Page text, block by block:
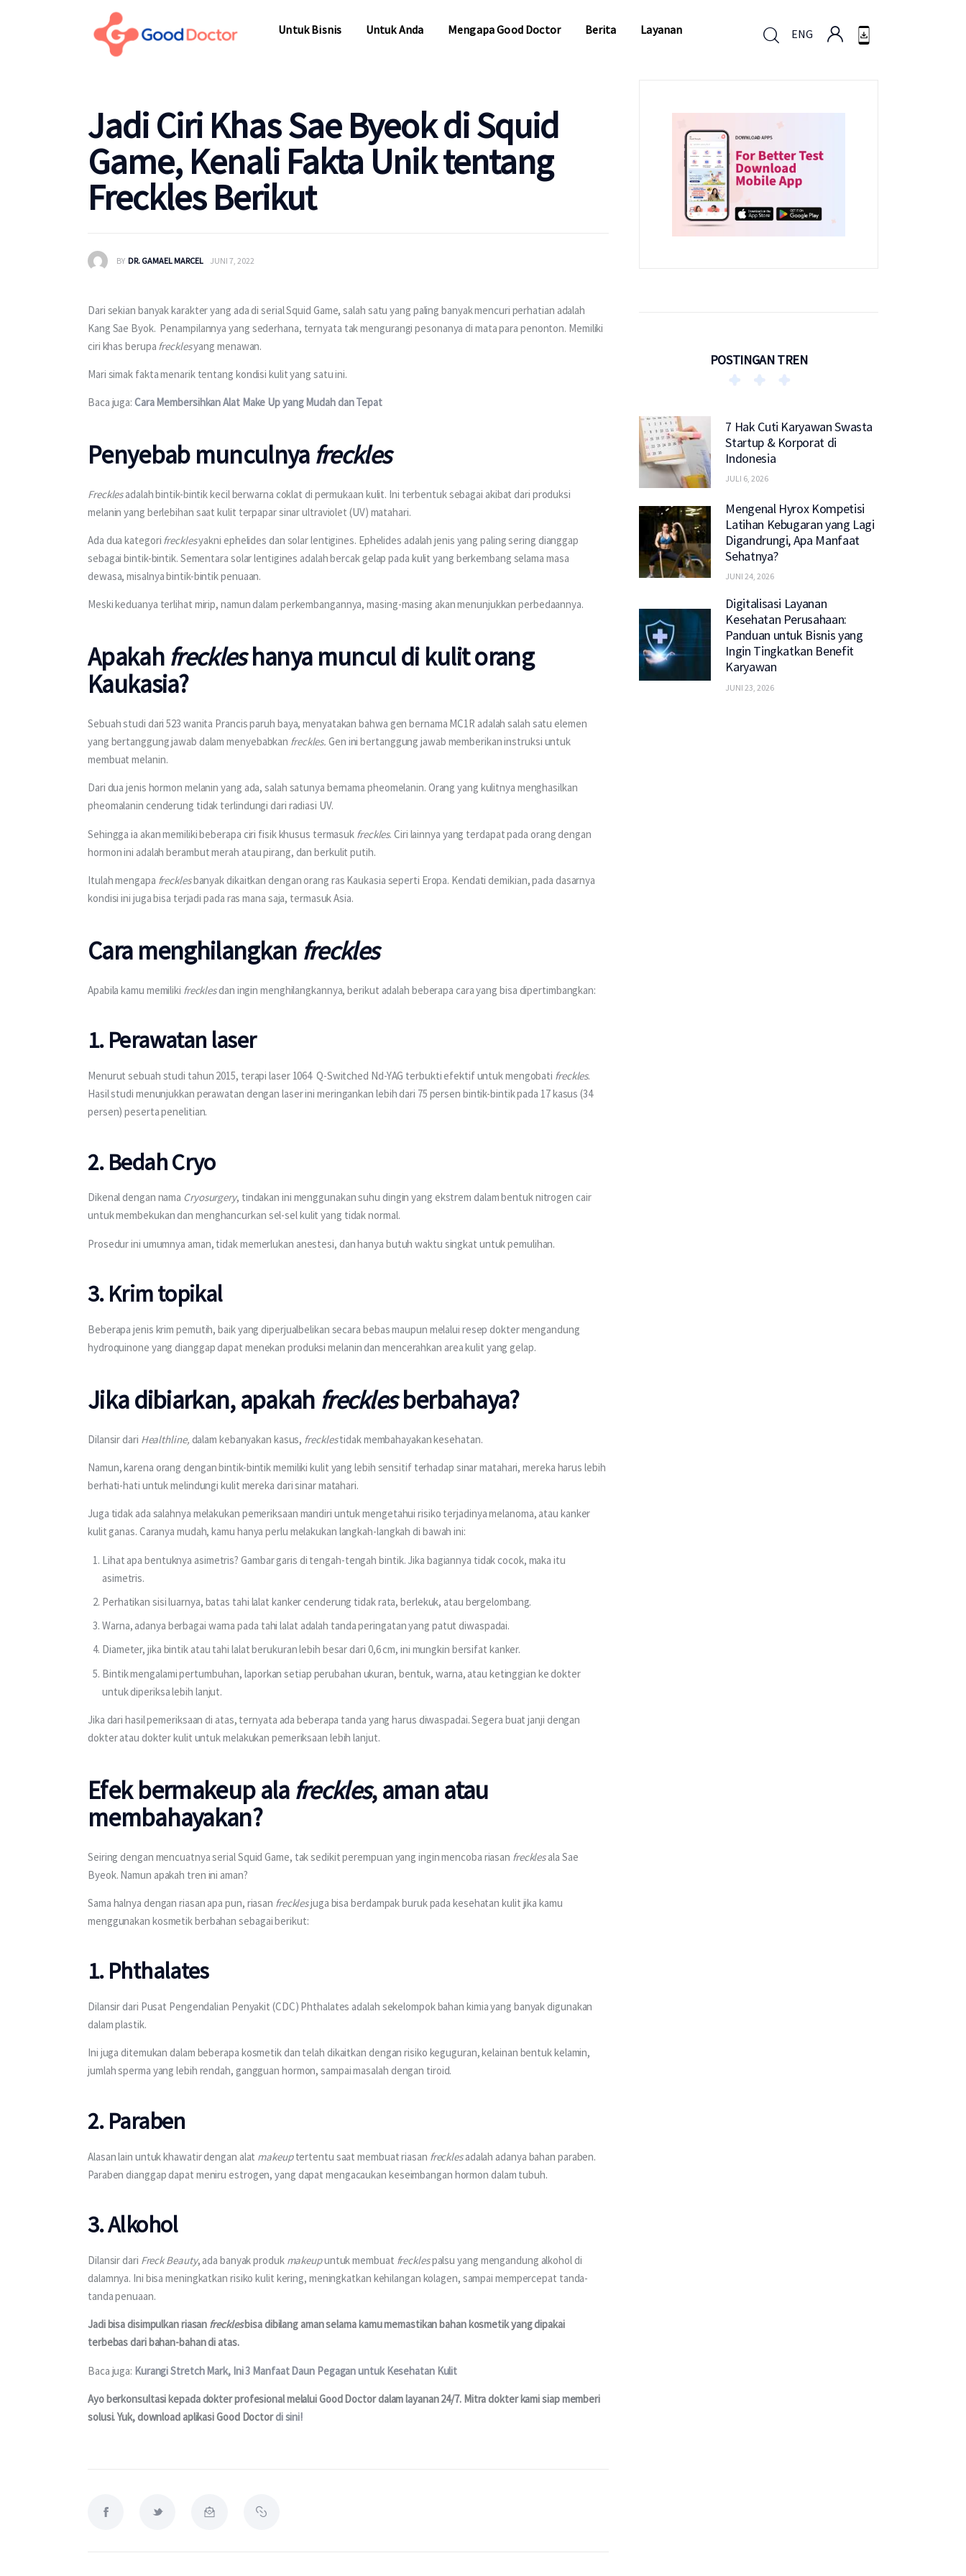
Untuk Bisnis Untuk Anda Mengapa Good Doctor Berita Layanan ENG
Jadi Ciri Khas Sae Byeok di Squid
Game, Kenali Fakta Unik tentang
Freckles Berikut
BY DR. GAMAEL MARCEL JUNI 7, 2022
Dari sekian banyak karakter yang ada di serial Squid Game, salah satu yang paling banyak mencuri perhatian adalah
Kang Sae Byok.  Penampilannya yang sederhana, ternyata tak mengurangi pesonanya di mata para penonton. Memiliki
ciri khas berupa freckles yang menawan.
Mari simak fakta menarik tentang kondisi kulit yang satu ini.
Baca juga: Cara Membersihkan Alat Make Up yang Mudah dan Tepat
Penyebab munculnya freckles
Freckles adalah bintik-bintik kecil berwarna coklat di permukaan kulit. Ini terbentuk sebagai akibat dari produksi
melanin yang berlebihan saat kulit terpapar sinar ultraviolet (UV) matahari.
Ada dua kategori freckles yakni ephelides dan solar lentigines. Ephelides adalah jenis yang paling sering dianggap
sebagai bintik-bintik. Sementara solar lentigines adalah bercak gelap pada kulit yang berkembang selama masa
dewasa, misalnya bintik-bintik penuaan.
Meski keduanya terlihat mirip, namun dalam perkembangannya, masing-masing akan menunjukkan perbedaannya.
Apakah freckleshanya muncul di kulit orang
Kaukasia?
Sebuah studi dari 523 wanita Prancis paruh baya, menyatakan bahwa gen bernama MC1R adalah salah satu elemen
yang bertanggung jawab dalam menyebabkan freckles. Gen ini bertanggung jawab memberikan instruksi untuk
membuat melanin.
Dari dua jenis hormon melanin yang ada, salah satunya bernama pheomelanin. Orang yang kulitnya menghasilkan
pheomalanin cenderung tidak terlindungi dari radiasi UV.
Sehingga ia akan memiliki beberapa ciri fisik khusus termasuk freckles. Ciri lainnya yang terdapat pada orang dengan
hormon ini adalah berambut merah atau pirang, dan berkulit putih.
Itulah mengapa freckles banyak dikaitkan dengan orang ras Kaukasia seperti Eropa. Kendati demikian, pada dasarnya
kondisi ini juga bisa terjadi pada ras mana saja, termasuk Asia.
Cara menghilangkan freckles
Apabila kamu memiliki freckles dan ingin menghilangkannya, berikut adalah beberapa cara yang bisa dipertimbangkan:
1. Perawatan laser
Menurut sebuah studi tahun 2015, terapi laser 1064  Q-Switched Nd-YAG terbukti efektif untuk mengobati freckles.
Hasil studi menunjukkan perawatan dengan laser ini meringankan lebih dari 75 persen bintik-bintik pada 17 kasus (34
persen) peserta penelitian.
2. Bedah Cryo
Dikenal dengan nama Cryosurgery, tindakan ini menggunakan suhu dingin yang ekstrem dalam bentuk nitrogen cair
untuk membekukan dan menghancurkan sel-sel kulit yang tidak normal.
Prosedur ini umumnya aman, tidak memerlukan anestesi, dan hanya butuh waktu singkat untuk pemulihan.
3. Krim topikal
Beberapa jenis krim pemutih, baik yang diperjualbelikan secara bebas maupun melalui resep dokter mengandung
hydroquinone yang dianggap dapat menekan produksi melanin dan mencerahkan area kulit yang gelap.
Jika dibiarkan, apakah frecklesberbahaya?
Dilansir dari Healthline, dalam kebanyakan kasus, freckles tidak membahayakan kesehatan.
Namun, karena orang dengan bintik-bintik memiliki kulit yang lebih sensitif terhadap sinar matahari, mereka harus lebih
berhati-hati untuk melindungi kulit mereka dari sinar matahari.
Juga tidak ada salahnya melakukan pemeriksaan mandiri untuk mengetahui risiko terjadinya melanoma, atau kanker
kulit ganas. Caranya mudah, kamu hanya perlu melakukan langkah-langkah di bawah ini:
Lihat apa bentuknya asimetris? Gambar garis di tengah-tengah bintik. Jika bagiannya tidak cocok, maka itu
asimetris.
Perhatikan sisi luarnya, batas tahi lalat kanker cenderung tidak rata, berlekuk, atau bergelombang.
Warna, adanya berbagai warna pada tahi lalat adalah tanda peringatan yang patut diwaspadai.
Diameter, jika bintik atau tahi lalat berukuran lebih besar dari 0,6 cm, ini mungkin bersifat kanker.
Bintik mengalami pertumbuhan, laporkan setiap perubahan ukuran, bentuk, warna, atau ketinggian ke dokter
untuk diperiksa lebih lanjut.
Jika dari hasil pemeriksaan di atas, ternyata ada beberapa tanda yang harus diwaspadai. Segera buat janji dengan
dokter atau dokter kulit untuk melakukan pemeriksaan lebih lanjut.
Efek bermakeup ala freckles, aman atau
membahayakan?
Seiring dengan mencuatnya serial Squid Game, tak sedikit perempuan yang ingin mencoba riasan freckles ala Sae
Byeok. Namun apakah tren ini aman?
Sama halnya dengan riasan apa pun, riasan freckles juga bisa berdampak buruk pada kesehatan kulit jika kamu
menggunakan kosmetik berbahan sebagai berikut:
1. Phthalates
Dilansir dari Pusat Pengendalian Penyakit (CDC) Phthalates adalah sekelompok bahan kimia yang banyak digunakan
dalam plastik.
Ini juga ditemukan dalam beberapa kosmetik dan telah dikaitkan dengan risiko keguguran, kelainan bentuk kelamin,
jumlah sperma yang lebih rendah, gangguan hormon, sampai masalah dengan tiroid.
2. Paraben
Alasan lain untuk khawatir dengan alat makeup tertentu saat membuat riasan freckles adalah adanya bahan paraben.
Paraben dianggap dapat meniru estrogen, yang dapat mengacaukan keseimbangan hormon dalam tubuh.
3. Alkohol
Dilansir dari Freck Beauty, ada banyak produk makeup untuk membuat freckles palsu yang mengandung alkohol di
dalamnya. Ini bisa meningkatkan risiko kulit kering, meningkatkan kehilangan kolagen, sampai mempercepat tanda-
tanda penuaan.
Jadi bisa disimpulkan riasan freckles bisa dibilang aman selama kamu memastikan bahan kosmetik yang dipakai
terbebas dari bahan-bahan di atas.
Baca juga: Kurangi Stretch Mark, Ini 3 Manfaat Daun Pegagan untuk Kesehatan Kulit
Ayo berkonsultasi kepada dokter profesional melalui Good Doctor dalam layanan 24/7. Mitra dokter kami siap memberi
solusi. Yuk, download aplikasi Good Doctor di sini!
POSTINGAN TREN
7 Hak Cuti Karyawan Swasta
Startup & Korporat di
Indonesia
JULI 6, 2026
Mengenal Hyrox Kompetisi
Latihan Kebugaran yang Lagi
Digandrungi, Apa Manfaat
Sehatnya?
JUNI 24, 2026
Digitalisasi Layanan
Kesehatan Perusahaan:
Panduan untuk Bisnis yang
Ingin Tingkatkan Benefit
Karyawan
JUNI 23, 2026